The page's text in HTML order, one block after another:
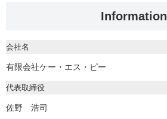
Information
会社名
有限会社ケー・エス・ピー
代表取締役
佐野 浩司